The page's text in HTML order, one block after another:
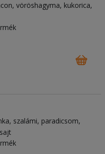
vöröshagyma kukorica
szalámi paradicsom
sajt